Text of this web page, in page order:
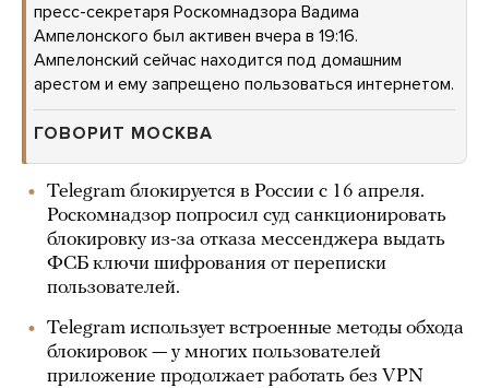
пресс-секретаря Роскомнадзора Вадима
Ампелонского был активен вчера в 19:16.
Ампелонский сейчас находится под домашним
арестом и ему запрещено пользоваться интернетом.
ГОВОРИТ МОСКВА
Telegram блокируется в России с 16 апреля.
Роскомнадзор попросил суд санкционировать
блокировку из-за отказа мессенджера выдать
ФСБ ключи шифрования от переписки
пользователей.
Telegram использует встроенные методы обхода
блокировок — у многих пользователей
приложение продолжает работать без VPN